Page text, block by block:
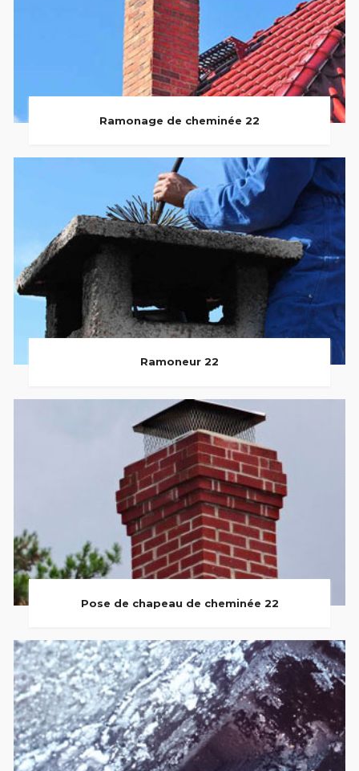
Ramonage de cheminée 22
Ramoneur 22
Pose de chapeau de cheminée 22